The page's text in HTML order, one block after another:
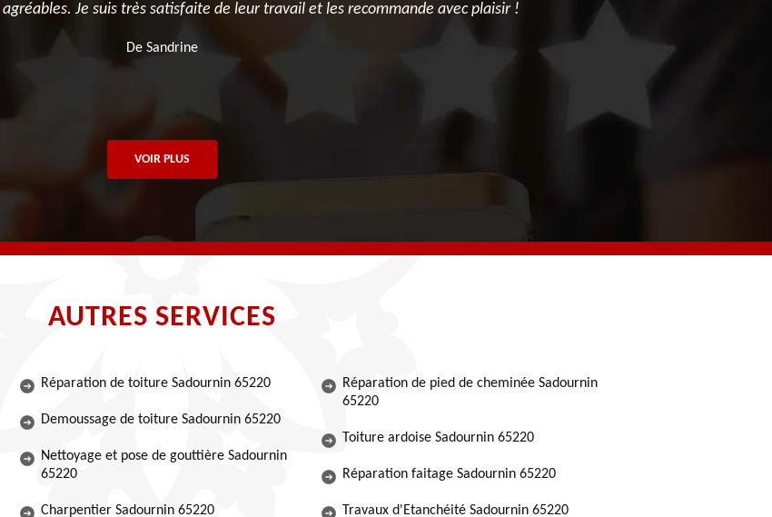
Je suis très satisfaite de leur travail et les recommande avec plaisir !
De Sandrine
VOIR PLUS
AUTRES SERVICES
Réparation de toiture Sadournin 65220
Demoussage de toiture Sadournin 65220
Nettoyage et pose de gouttière Sadournin
65220
Charpentier Sadournin 65220
Réparation de pied de cheminée Sadournin
65220
Toiture ardoise Sadournin 65220
Réparation faitage Sadournin 65220
Travaux d'Etanchéité Sadournin 65220